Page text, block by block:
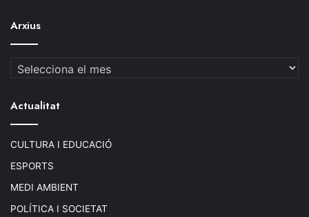
Arxius
Arxius
Actualitat
CULTURA I EDUCACIÓ
ESPORTS
MEDI AMBIENT
POLÍTICA I SOCIETAT